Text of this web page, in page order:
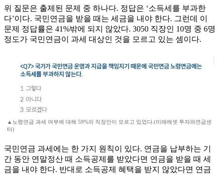
위 질문은 출제된 문제 중 하나다. 정답은 ‘소득세를 부과한
다’이다. 국민연금을 받을 때는 세금을 내야 한다. 그런데 이
문제 정답률은 41%밖에 되지 않았다. 3050 직장인 10명 중 6명
정도가 국민연금이 과세 대상인 것을 모르고 있는 셈이다.
▲노령연금 과세 여부에 대해 59%의 직장인이 모르고 있었다.(미래에셋 투자와연금센
터)
국민연금 과세에는 한 가지 원칙이 있다. 연금을 납부하는 기
간 동안 연말정산 때 소득공제를 받았다면 연금을 받을 때 세
금을 내야 한다. 반대로 소득공제 혜택을 받지 않았다면 연금